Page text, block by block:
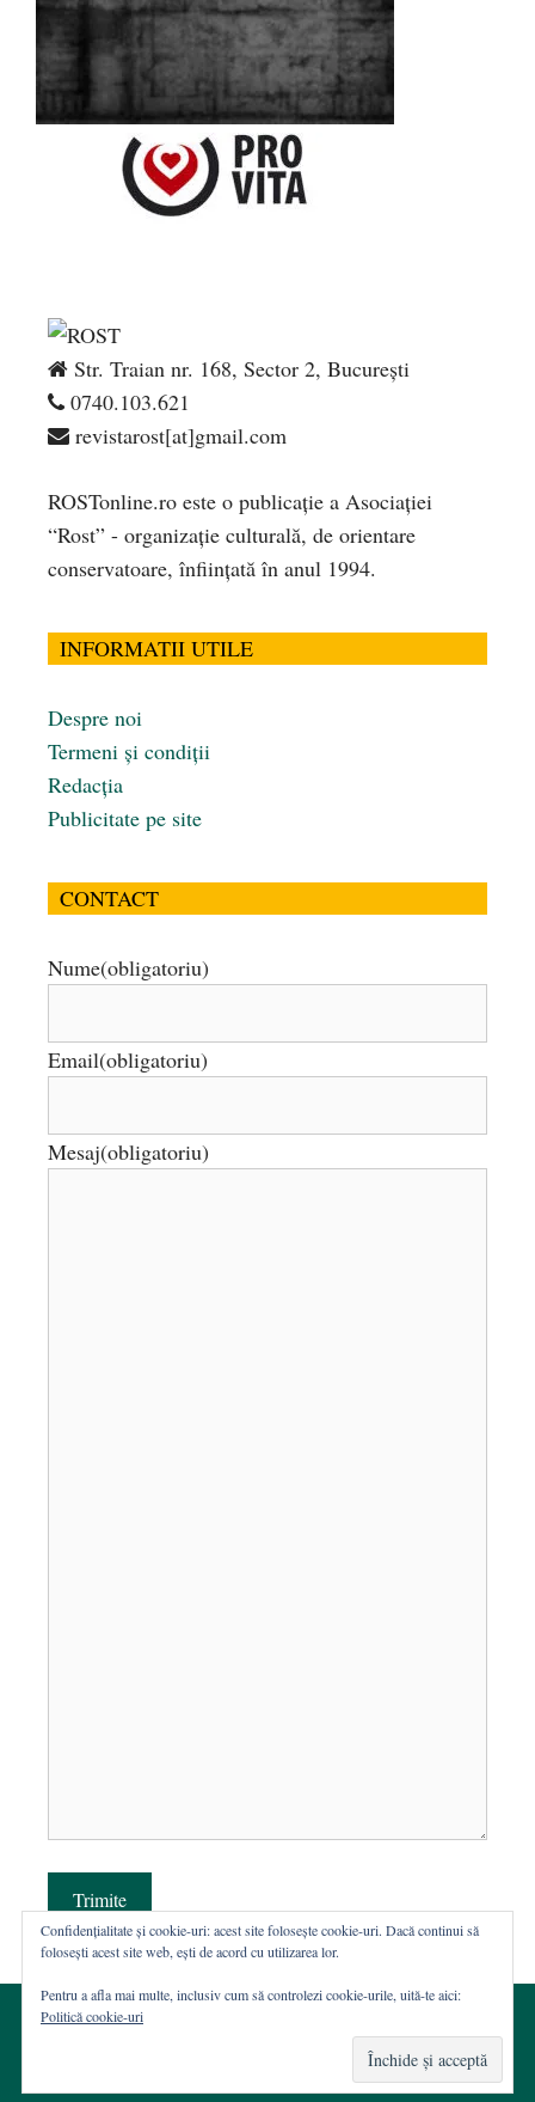
Str. Traian nr. 168, Sector 2, București
0740.103.621
revistarost[at]gmail.com
ROSTonline.ro este o publicaţie a Asociaţiei
“Rost” - organizaţie culturală, de orientare
conservatoare, înfiinţată în anul 1994.
INFORMATII UTILE
Despre noi
Termeni și condiții
Redacția
Publicitate pe site
CONTACT
Nume(obligatoriu)
Email(obligatoriu)
Mesaj(obligatoriu)
Trimite
Web hosting şi dezvoltare Wordpress:
Casa de WEB
Confidențialitate și cookie-uri: acest site folosește cookie-uri. Dacă continui să
folosești acest site web, ești de acord cu utilizarea lor.
Pentru a afla mai multe, inclusiv cum să controlezi cookie-urile, uită-te aici:
Politică cookie-uri